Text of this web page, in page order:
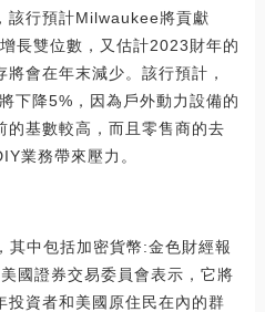
該行預計Milwaukee將貢獻
長雙位數，又估計2023財年的
會在年末減少。該行預計，
下降5%，因為戶外動力設備的
的基數較高，而且零售商的去
業務帶來壓力。
其中包括加密貨幣:金色財經報
國證券交易委員會表示，它將
投資者和美國原住民在內的群